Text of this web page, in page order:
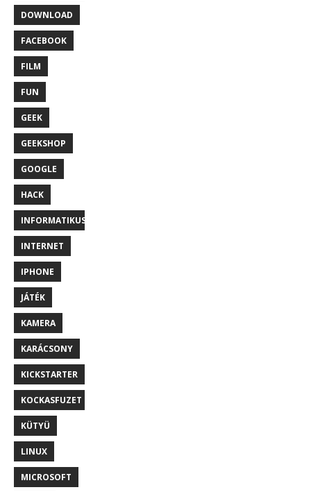
DOWNLOAD
FACEBOOK
FILM
FUN
GEEK
GEEKSHOP
GOOGLE
HACK
INFORMATIKUS
INTERNET
IPHONE
JÁTÉK
KAMERA
KARÁCSONY
KICKSTARTER
KOCKASFUZET
KÜTYÜ
LINUX
MICROSOFT